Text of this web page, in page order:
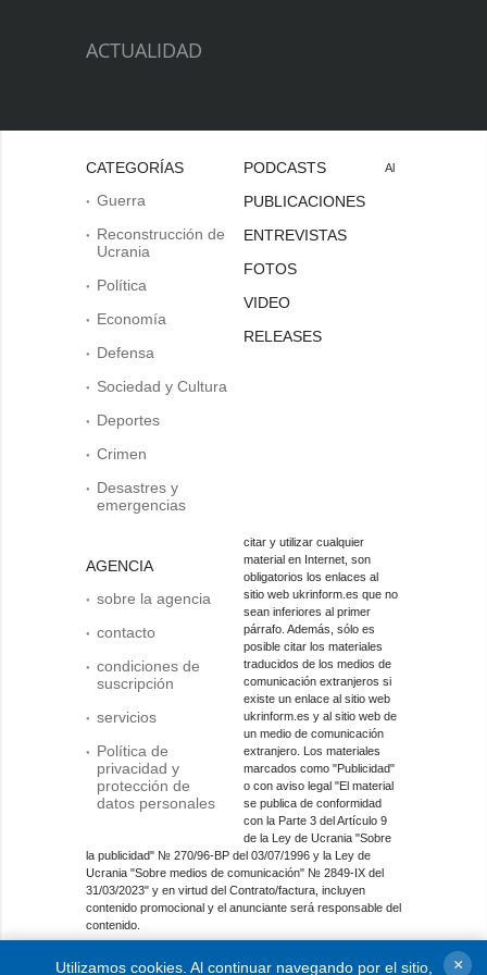
ACTUALIDAD
CATEGORÍAS
Guerra
Reconstrucción de
Ucrania
Política
Economía
Defensa
Sociedad y Cultura
Deportes
Crimen
Desastres y
emergencias
AGENCIA
sobre la agencia
contacto
condiciones de
suscripción
servicios
Política de
privacidad y
protección de
datos personales
PODCASTS
PUBLICACIONES
ENTREVISTAS
FOTOS
VIDEO
RELEASES
Al
citar y utilizar cualquier
material en Internet, son
obligatorios los enlaces al
sitio web ukrinform.es que no
sean inferiores al primer
párrafo. Además, sólo es
posible citar los materiales
traducidos de los medios de
comunicación extranjeros si
existe un enlace al sitio web
ukrinform.es y al sitio web de
un medio de comunicación
extranjero. Los materiales
marcados como "Publicidad"
o con aviso legal "El material
se publica de conformidad
con la Parte 3 del Artículo 9
de la Ley de Ucrania "Sobre
la publicidad" № 270/96-ВР del 03/07/1996 y la Ley de
Ucrania "Sobre medios de comunicación" № 2849-IX del
31/03/2023" y en virtud del Contrato/factura, incluyen
contenido promocional y el anunciante será responsable del
contenido.
Entidad de medios en línea; identificador de medios: R40-
Utilizamos cookies. Al continuar navegando por el sitio, ×